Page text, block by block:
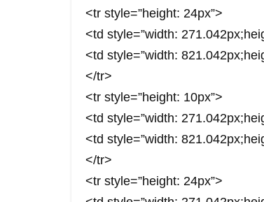
<tr style=”height: 24px”>
<td style=”width:
<td style=”width:
</tr>
<tr style=”height: 10px”>
<td style=”width:
<td style=”width:
</tr>
<tr style=”height: 24px”>